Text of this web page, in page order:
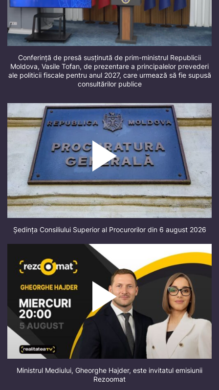
Conferință de presă susținută de prim-ministrul Republicii
Moldova, Vasile Tofan, de prezentare a principalelor prevederi
ale politicii fiscale pentru anul 2027, care urmează să fie supusă
consultărilor publice
Ședința Consiliului Superior al Procurorilor din 6 august 2026
Ministrul Mediului, Gheorghe Hajder, este invitatul emisiunii
Rezoomat